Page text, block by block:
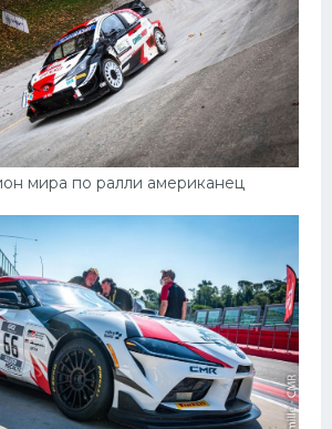
мира по ралли американец